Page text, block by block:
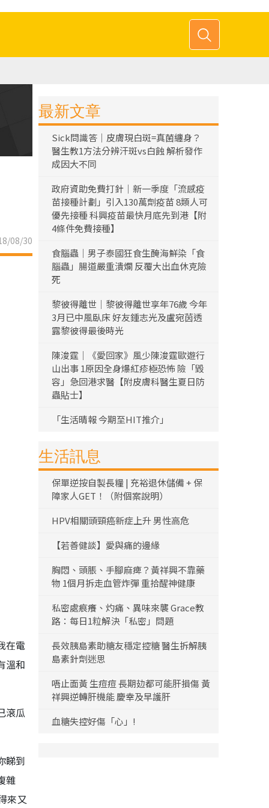
08/30
在電
溫和
滾瓜
睇到
雜
來又
最新文章
Sick問識答｜皮膚現白斑=真菌纏身？
醫生教1方法分辨汗斑vs白蝕 解析發作
成因大不同
政府資助免費打針｜新一季度「流感疫
苗接種計劃」引入130萬劑疫苗 8類人可
優先接種 科興疫苗最快月底先到港【附
4條件免費接種】
食腦蟲｜男子泰國狂食生醃海鮮染「食
腦蟲」腸道嚴重潰爛 反覆大出血休克險
死
黎彼得離世｜黎彼得離世享年76歲 今年
3月已中風臥床 好友鍾志光及盧宛茵透
露黎彼得最後時光
陳浚霆｜《愛回家》風少陳浚霆歐遊行
山出事 1原因全身爆紅疹極恐怖 險「毀
容」急回港求醫【附皮膚科醫生夏日防
蟲貼士】
「生活晴報 今期至HIT推介」
生活訊息
保單逆按自製長糧 | 充裕退休儲備 + 保
障家人GET！（附個案說明）
HPV相關頭頸癌新症上升 男性高危
【若善健談】愛與痛的邊緣
胸悶、頭脹、手腳麻痺？黃祥興不靠藥
物 1個月拆走血管炸彈 重拾醒神健康
私密處痕癢、灼痛、異味來襲 Grace教
路：每日1粒解決「私密」問題
長效胰島素助糖友穩定控糖 醫生拆解胰
島素針劑迷思
唔止面黃 生痘痘 長期攰都可能肝損傷 黃
祥興逆轉肝機能 慶幸及早護肝
血糖失控好傷「心」!